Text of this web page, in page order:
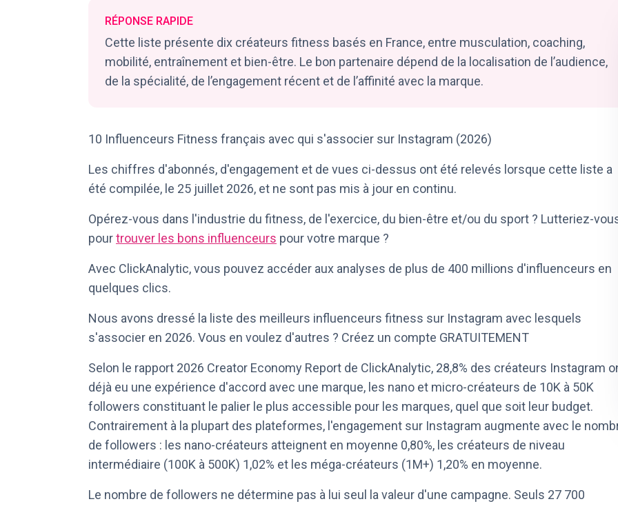
RÉPONSE RAPIDE
Cette liste présente dix créateurs fitness basés en France, entre musculation, coaching,
mobilité, entraînement et bien-être. Le bon partenaire dépend de la localisation de l’audience,
de la spécialité, de l’engagement récent et de l’affinité avec la marque.
10 Influenceurs Fitness français avec qui s'associer sur Instagram (2026)
Les chiffres d'abonnés, d'engagement et de vues ci-dessus ont été relevés lorsque cette liste a
été compilée, le 25 juillet 2026, et ne sont pas mis à jour en continu.
Opérez-vous dans l'industrie du fitness, de l'exercice, du bien-être et/ou du sport ? Lutteriez-
pourtrouver les bons influenceurs pour votre marque ?
Avec ClickAnalytic, vous pouvez accéder aux analyses de plus de 400 millions d'influenceurs en
quelques clics.
Nous avons dressé la liste des meilleurs influenceurs fitness sur Instagram avec lesquels
s'associer en 2026. Vous en voulez d'autres ? Créez un compte GRATUITEMENT
Selon le rapport 2026 Creator Economy Report de ClickAnalytic, 28,8% des créateurs Instagram
déjà eu une expérience d'accord avec une marque, les nano et micro-créateurs de 10K à 50K
followers constituant le palier le plus accessible pour les marques, quel que soit leur budget.
Contrairement à la plupart des plateformes, l'engagement sur Instagram augmente avec le
de followers : les nano-créateurs atteignent en moyenne 0,80%, les créateurs de niveau
intermédiaire (100K à 500K) 1,02% et les méga-créateurs (1M+) 1,20% en moyenne.
Le nombre de followers ne détermine pas à lui seul la valeur d'une campagne. Seuls 27 700